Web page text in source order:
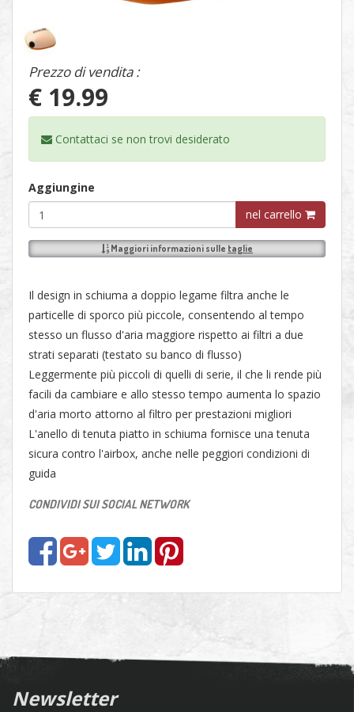
Prezzo di vendita :
€ 19.99
Contattaci se non trovi desiderato
Aggiungine
nel carrello
Maggiori informazioni sulle taglie
Il design in schiuma a doppio legame filtra anche le
particelle di sporco più piccole, consentendo al tempo
stesso un flusso d'aria maggiore rispetto ai filtri a due
strati separati (testato su banco di flusso)
Leggermente più piccoli di quelli di serie, il che li rende più
facili da cambiare e allo stesso tempo aumenta lo spazio
d'aria morto attorno al filtro per prestazioni migliori
L'anello di tenuta piatto in schiuma fornisce una tenuta
sicura contro l'airbox, anche nelle peggiori condizioni di
guida
CONDIVIDI SUI SOCIAL NETWORK
Newsletter